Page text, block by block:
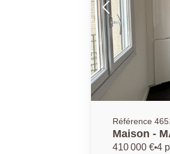
Référence
Maison -
Nicolas -
410 000 € 4